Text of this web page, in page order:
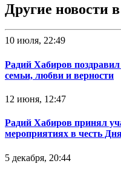
Другие новости в
10 июля, 22:49
Радий Хабиров
семьи, любви и верности
12 июня, 12:47
Радий Хабиров принял
мероприятиях в честь
5 декабря, 20:44